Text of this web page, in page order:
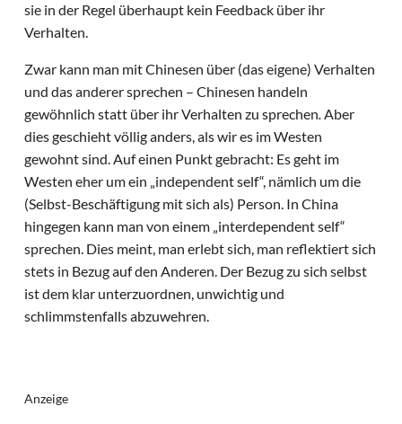
sie in der Regel überhaupt kein Feedback über ihr
Verhalten.
Zwar kann man mit Chinesen über (das eigene) Verhalten
und das anderer sprechen – Chinesen handeln
gewöhnlich statt über ihr Verhalten zu sprechen.Aber
dies geschieht völlig anders, als wir es im Westen
gewohnt sind. Auf einen Punkt gebracht: Es geht im
Westen eher um ein „independent self“, nämlich um die
(Selbst-Beschäftigung mit sich als) Person. In China
hingegen kann man von einem „interdependent self“
sprechen. Dies meint, man erlebt sich, man reflektiert sich
stets in Bezug auf den Anderen. Der Bezug zu sich selbst
ist dem klar unterzuordnen, unwichtig und
schlimmstenfalls abzuwehren.
Anzeige